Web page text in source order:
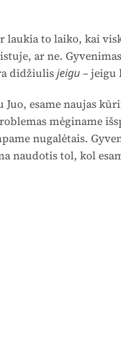
laukia to laiko, kai
ar ne.
didžiulisjeigu– jeigu
esame naujas
mėginame
nugalėtais.
naudotis tol, kol